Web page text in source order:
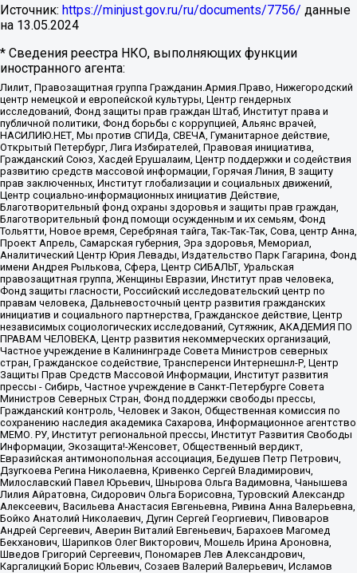
Источник: https://minjust.gov.ru/ru/documents/7756/ данные
на 13.05.2024
* Сведения реестра НКО, выполняющих функции
иностранного агента:
Лилит, Правозащитная группа Гражданин.Армия.Право, Нижегородский
центр немецкой и европейской культуры, Центр гендерных
исследований, Фонд защиты прав граждан Штаб, Институт права и
публичной политики, Фонд борьбы с коррупцией, Альянс врачей,
НАСИЛИЮ.НЕТ, Мы против СПИДа, СВЕЧА, Гуманитарное действие,
Открытый Петербург, Лига Избирателей, Правовая инициатива,
Гражданский Союз, Хасдей Ерушалаим, Центр поддержки и содействия
развитию средств массовой информации, Горячая Линия, В защиту
прав заключенных, Институт глобализации и социальных движений,
Центр социально-информационных инициатив Действие,
Благотворительный фонд охраны здоровья и защиты прав граждан,
Благотворительный фонд помощи осужденным и их семьям, Фонд
Тольятти, Новое время, Серебряная тайга, Так-Так-Так, Сова, центр Анна,
Проект Апрель, Самарская губерния, Эра здоровья, Мемориал,
Аналитический Центр Юрия Левады, Издательство Парк Гагарина, Фонд
имени Андрея Рылькова, Сфера, Центр СИБАЛЬТ, Уральская
правозащитная группа, Женщины Евразии, Институт прав человека,
Фонд защиты гласности, Российский исследовательский центр по
правам человека, Дальневосточный центр развития гражданских
инициатив и социального партнерства, Гражданское действие, Центр
независимых социологических исследований, Сутяжник, АКАДЕМИЯ ПО
ПРАВАМ ЧЕЛОВЕКА, Центр развития некоммерческих организаций,
Частное учреждение в Калининграде Совета Министров северных
стран, Гражданское содействие, Трансперенси Интернешнл-Р, Центр
Защиты Прав Средств Массовой Информации, Институт развития
прессы - Сибирь, Частное учреждение в Санкт-Петербурге Совета
Министров Северных Стран, Фонд поддержки свободы прессы,
Гражданский контроль, Человек и Закон, Общественная комиссия по
сохранению наследия академика Сахарова, Информационное агентство
МЕМО. РУ, Институт региональной прессы, Институт Развития Свободы
Информации, Экозащита!-Женсовет, Общественный вердикт,
Евразийская антимонопольная ассоциация, Бедушев Петр Петрович,
Дзугкоева Регина Николаевна, Кривенко Сергей Владимирович,
Милославский Павел Юрьевич, Шнырова Ольга Вадимовна, Чанышева
Лилия Айратовна, Сидорович Ольга Борисовна, Туровский Александр
Алексеевич, Васильева Анастасия Евгеньевна, Ривина Анна Валерьевна,
Бойко Анатолий Николаевич, Дугин Сергей Георгиевич, Пивоваров
Андрей Сергеевич, Аверин Виталий Евгеньевич, Барахоев Магомед
Бекханович, Шарипков Олег Викторович, Мошель Ирина Ароновна,
Шведов Григорий Сергеевич, Пономарев Лев Александрович,
Каргалицкий Борис Юльевич, Созаев Валерий Валерьевич, Исламов